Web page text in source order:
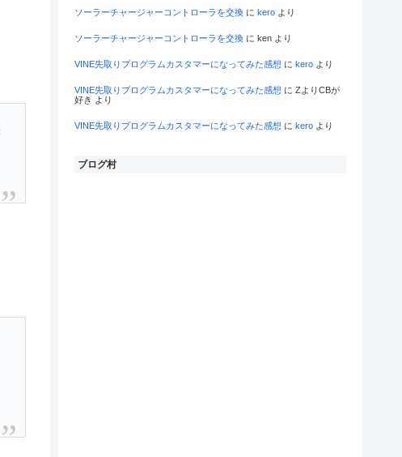
ソーラーチャージャーコントローラを交換 に kero より
ソーラーチャージャーコントローラを交換 に ken より
VINE先取りプログラムカスタマーになってみた感想 に kero より
VINE先取りプログラムカスタマーになってみた感想 に ZよりCBが
好き より
VINE先取りプログラムカスタマーになってみた感想 に kero より
ブログ村